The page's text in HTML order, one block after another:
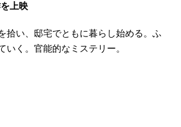
上映
拾い、邸宅でともに暮らし始める。ふ
く。官能的なミステリー。